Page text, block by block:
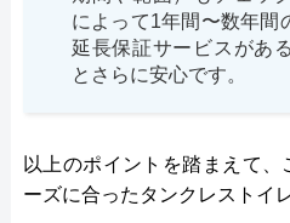
によって1年間〜数年間
延長保証サービスがあ
とさらに安心です。
以上のポイントを踏まえて
ーズに合ったタンクレストイ